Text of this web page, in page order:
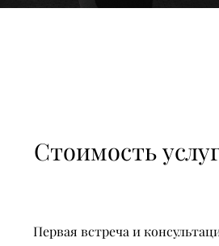
Стоимость
Первая встреча и